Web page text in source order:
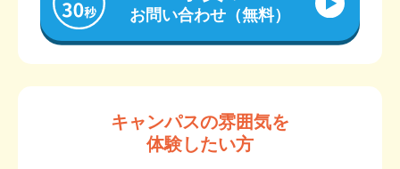
お問い合わせ（無料）
キャンパスの雰囲気を
体験したい方